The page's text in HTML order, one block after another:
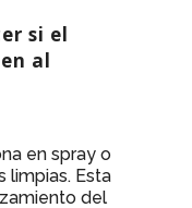
si el
al
en spray o
limpias. Esta
del